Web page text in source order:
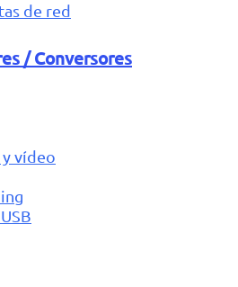
de red
/ Conversores
vídeo